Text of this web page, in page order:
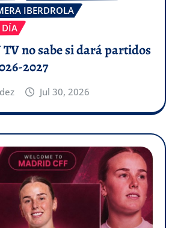
IBERDROLA
DÍA
no sabe si dará partidos
2027
Jul 30, 2026